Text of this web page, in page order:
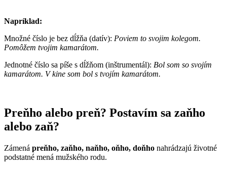
Napríklad:
Množné číslo je bez dĺžňa (datív): Poviem to svojim kolegom.
Pomôžem tvojim kamarátom.
Jednotné číslo sa píše s dĺžňom (inštrumentál): Bol som so svojím
kamarátom. V kine som bol s tvojím kamarátom.
Preňho alebo preň? Postavím sa zaňho
alebo zaň?
Zámená preňho, zaňho, naňho, oňho, doňho nahrádzajú životné
podstatné mená mužského rodu.